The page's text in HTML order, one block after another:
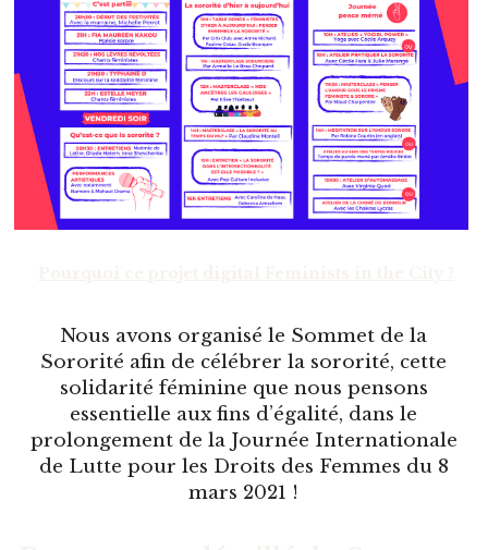
Nous avons organisé le Sommet de la
Sororité afin de célébrer la sororité, cette
solidarité féminine que nous pensons
essentielle aux fins d’égalité, dans le
prolongement de la Journée Internationale
de Lutte pour les Droits des Femmes du 8
mars 2021 !